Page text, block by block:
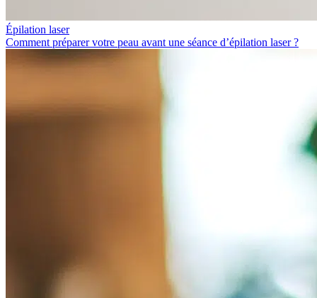
Épilation laser
Comment préparer votre peau avant une séance d’épilation laser ?